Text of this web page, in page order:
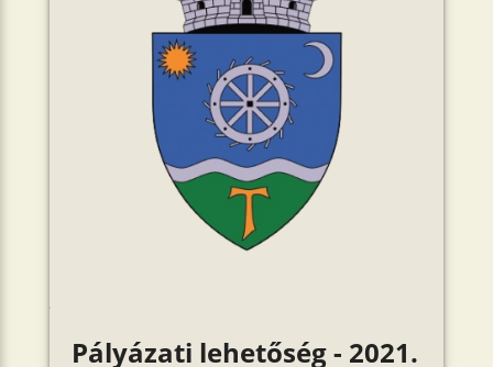
Pályázati lehetőség - 2021.